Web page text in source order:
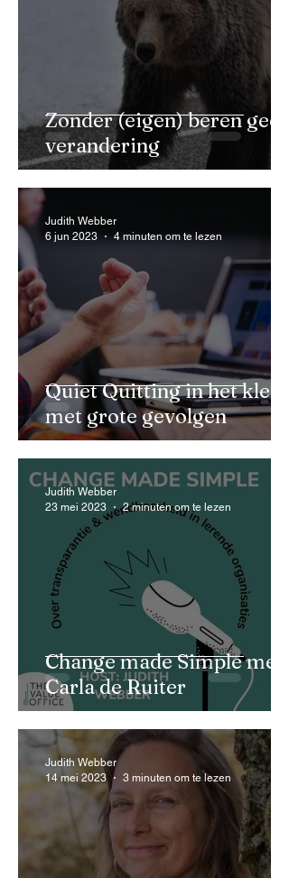
Zonder (eigen) beren geen
verandering
Quiet Quitting in het klein
met grote gevolgen
Judith Webber
6 jun 2023
4 minuten om te lezen
Change made Simple met
Carla de Ruiter
Judith Webber
23 mei 2023
2 minuten om te lezen
Judith Webber
14 mei 2023
3 minuten om te lezen